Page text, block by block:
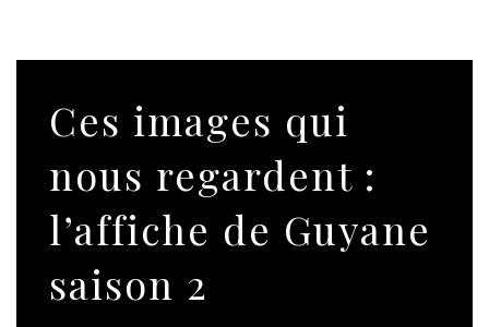
Ces images qui
nous regardent :
l’affiche de Guyane
saison 2